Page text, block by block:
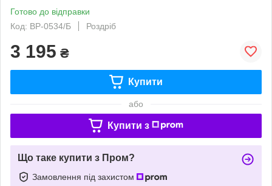
Готово до відправки
Код: ВР-0534/Б
Роздріб
3 195 ₴
Купити
або
Купити з
Що таке купити з Пром?
Замовлення під захистом